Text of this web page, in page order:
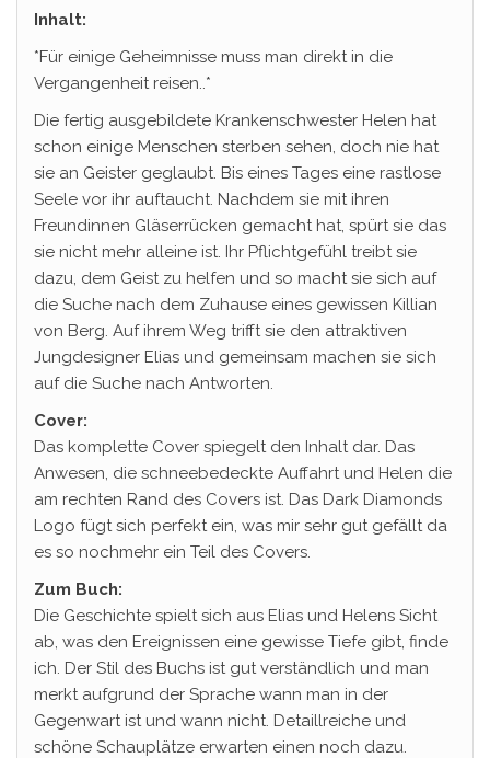
Inhalt:
*Für einige Geheimnisse muss man direkt in die
Vergangenheit reisen..*
Die fertig ausgebildete Krankenschwester Helen hat
schon einige Menschen sterben sehen, doch nie hat
sie an Geister geglaubt. Bis eines Tages eine rastlose
Seele vor ihr auftaucht. Nachdem sie mit ihren
Freundinnen Gläserrücken gemacht hat, spürt sie das
sie nicht mehr alleine ist. Ihr Pflichtgefühl treibt sie
dazu, dem Geist zu helfen und so macht sie sich auf
die Suche nach dem Zuhause eines gewissen Killian
von Berg. Auf ihrem Weg trifft sie den attraktiven
Jungdesigner Elias und gemeinsam machen sie sich
auf die Suche nach Antworten.
Cover:
Das komplette Cover spiegelt den Inhalt dar. Das
Anwesen, die schneebedeckte Auffahrt und Helen die
am rechten Rand des Covers ist. Das Dark Diamonds
Logo fügt sich perfekt ein, was mir sehr gut gefällt da
es so nochmehr ein Teil des Covers.
Zum Buch:
Die Geschichte spielt sich aus Elias und Helens Sicht
ab, was den Ereignissen eine gewisse Tiefe gibt, finde
ich. Der Stil des Buchs ist gut verständlich und man
merkt aufgrund der Sprache wann man in der
Gegenwart ist und wann nicht. Detaillreiche und
schöne Schauplätze erwarten einen noch dazu.